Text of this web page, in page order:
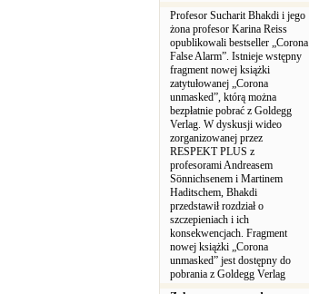
Profesor Sucharit Bhakdi i jego
żona profesor Karina Reiss
opublikowali bestseller „Corona
False Alarm”. Istnieje wstępny
fragment nowej książki
zatytułowanej „Corona
unmasked”, którą można
bezpłatnie pobrać z Goldegg
Verlag. W dyskusji wideo
zorganizowanej przez
RESPEKT PLUS z
profesorami Andreasem
Sönnichsenem i Martinem
Haditschem, Bhakdi
przedstawił rozdział o
szczepieniach i ich
konsekwencjach. Fragment
nowej książki „Corona
unmasked” jest dostępny do
pobrania z Goldegg Verlag